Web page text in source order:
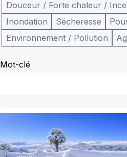
Douceur / Forte chaleur /
Inondation
Sécheresse
Environnement / Pollution
Mot-clé